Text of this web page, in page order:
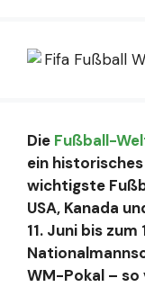
Die Fußball-
ein
wichtigste
USA, Kanada
11. Juni bis
WM-Pokal – so